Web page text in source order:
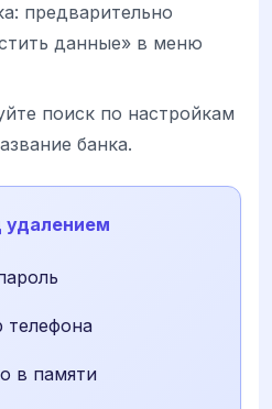
предварительно
данные» в меню
поиск по настройкам
банка.
удалением
телефона
в памяти